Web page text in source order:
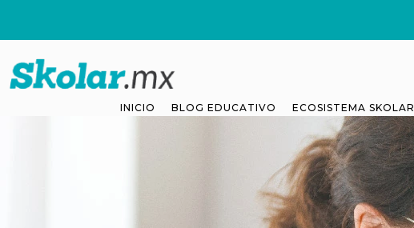
INICIO BLOG EDUCATIVO ECOSISTEMA SKOLAR